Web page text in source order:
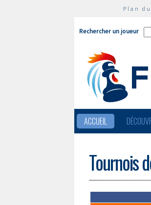
Plan
Rechercher un joueur
ACCUEIL
Tournois